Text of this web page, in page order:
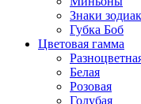
Знаки
Губка Боб
Цветовая гамма
Белая
Розовая
Голубая